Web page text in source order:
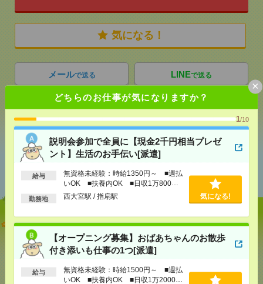
どちらのお仕事が気になりますか？
1/10
説明会参加で全員に【現金2千円相当プレゼ
ント】生活のお手伝い[派遣]
給与
無資格未経験：時給1350円～ ■週払
いOK ■扶養内OK ■日収1万800円
以上
勤務地 西大宮駅 / 指扇駅 気になる!
【オープニング募集】おばあちゃんのお散歩
付き添いも仕事の1つ[派遣]
給与
無資格未経験：時給1500円～ ■週払
いOK ■扶養内OK ■日収1万2000円
×
気になる！
メールで送る LINEで送る
あなたの閲覧履歴からの
おすすめ
説明会参加で全員に【現金2千円相当プレゼント】生
活のお手伝い[派遣]
[給 与]無資格未経験：時給1350円～ ■週払い
OK ■扶養内OK ■日収1万800円以上
[交通費]交通費全額支給
気になる！